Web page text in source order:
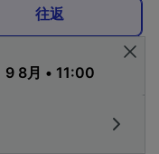
往返